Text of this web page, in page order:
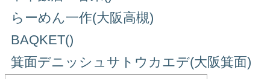
らーめん一作(大阪高槻)
BAQKET()
箕面デニッシュサトウカエデ(大阪箕面)